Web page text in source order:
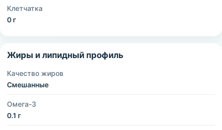
Клетчатка
0 г
Жиры и липидный профиль
Качество жиров
Смешанные
Омега-3
0.1 г